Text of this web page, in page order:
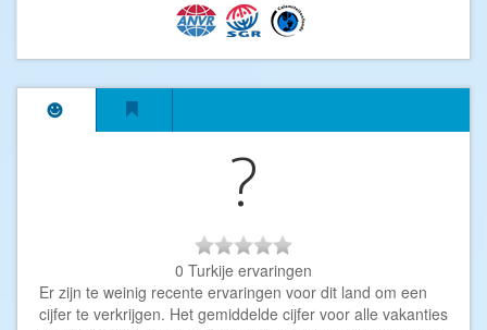
?
0 Turkije ervaringen
Er zijn te weinig recente ervaringen voor dit land om een
cijfer te verkrijgen. Het gemiddelde cijfer voor alle vakanties